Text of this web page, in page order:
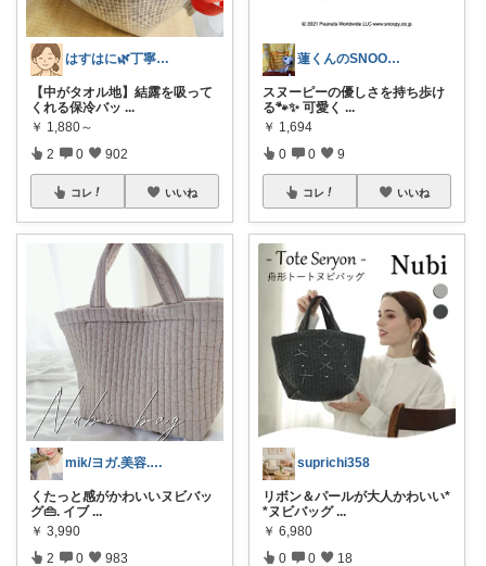
はすはに🌿丁寧な暮らし
【中がタオル地】結露を吸って
くれる保冷バッ ...
￥ 1,880～
2 0 902
コレ いいね
mik/ヨガ.美容.ファッション𓂃.✿
くたっと感がかわいいヌビバッ
グ👜. イブ ...
￥ 3,990
2 0 983
蓮くんのSNOOPYおすすめROOM
スヌーピーの優しさを持ち歩け
る🐾✨ 可愛く ...
￥ 1,694
0 0 9
コレ いいね
suprichi358
リボン＆パールが大人かわいい*
*ヌビバッグ ...
￥ 6,980
0 0 18